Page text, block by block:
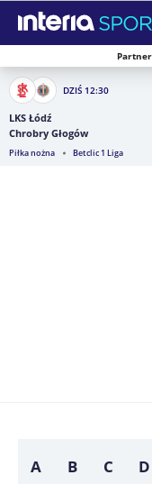
Zamknij i przejdź na
DZIŚ 12:30
LKS Łódź
Chrobry Głogów
Piłka nożna Betclic 1 Liga
A B C D